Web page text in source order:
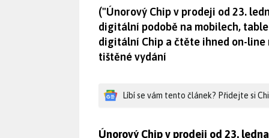
("Únorový Chip v prodeji od 23.
digitální podobě na mobilech,
digitální Chip a čtěte ihned on-line
tištěné vydání
Líbí se vám tento článek? Přidejte si
Únorový Chip v prodeji od 23.